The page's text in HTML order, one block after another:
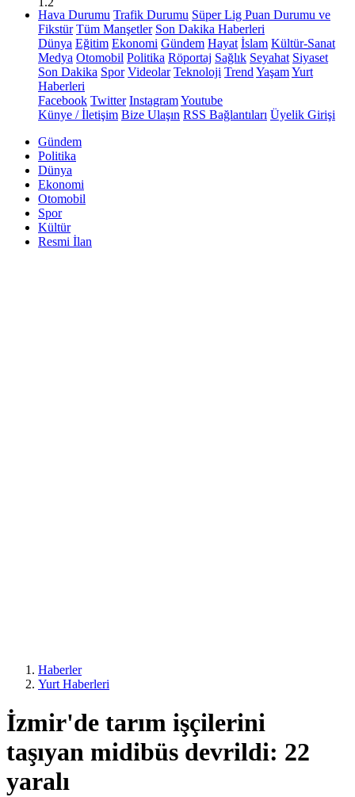
Hava Durumu Trafik Durumu Süper Lig Puan Durumu ve
Fikstür Tüm Manşetler Son Dakika Haberleri
Dünya Eğitim Ekonomi Gündem Hayat İslam Kültür-Sanat
Medya Otomobil Politika Röportaj Sağlık Seyahat Siyaset
Son Dakika Spor Videolar Teknoloji Trend YaşamYurt
Haberleri
Facebook Twitter InstagramYoutube
Künye / İletişim Bize Ulaşın RSS Bağlantıları Üyelik Girişi
Gündem
Politika
Dünya
Ekonomi
Otomobil
Spor
Kültür
Resmi İlan
Haberler
Yurt Haberleri
İzmir'de tarım işçilerini
taşıyan midibüs devrildi: 22
yaralı